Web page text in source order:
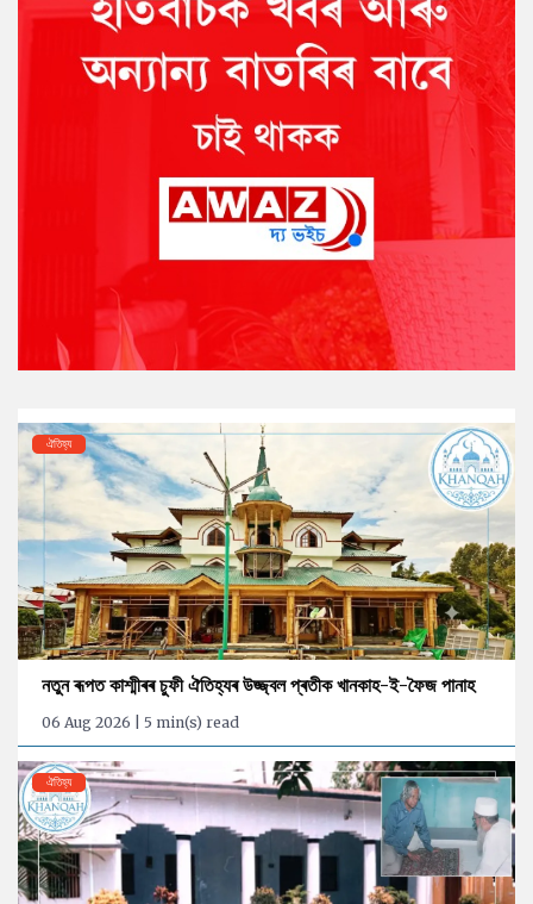
ঐতিহ্য
নতুন ৰূপত কাশ্মীৰৰ চুফী ঐতিহ্যৰ উজ্জ্বল প্ৰতীক খানকাহ-ই-ফৈজ পানাহ
06 Aug 2026 | 5 min(s) read
ঐতিহ্য